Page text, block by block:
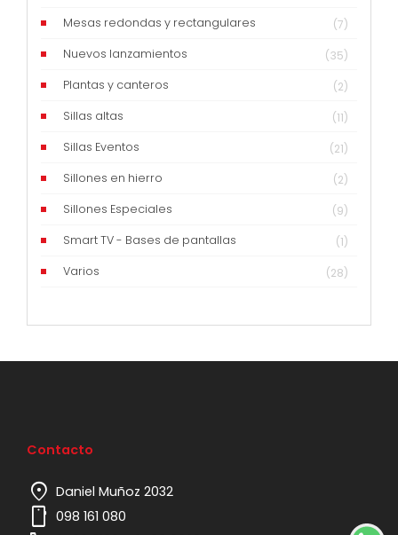
Mesas redondas y rectangulares
(7)
Nuevos lanzamientos
(35)
Plantas y canteros
(2)
Sillas altas
(11)
Sillas Eventos
(21)
Sillones en hierro
(2)
Sillones Especiales
(9)
Smart TV - Bases de pantallas
(1)
Varios
(28)
Contacto
location_on Daniel Muñoz 2032
mobile 098 161 080